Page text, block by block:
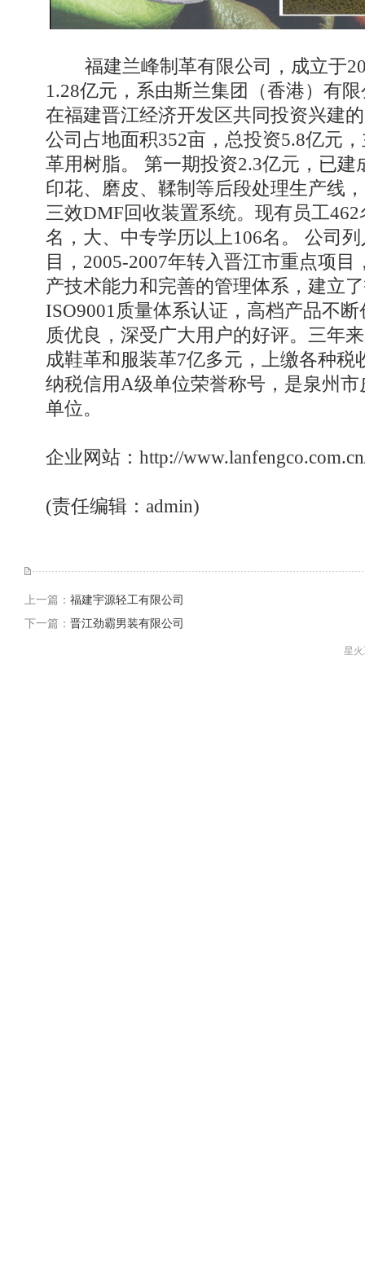
福建兰峰制革有限公司，成立于
1.28亿元，系由斯兰集团（香港）有
在福建晋江经济开发区共同投资兴建
公司占地面积352亩，总投资5.8亿元
革用树脂。 第一期投资2.3亿元，已建
印花、磨皮、鞣制等后段处理生产线
三效DMF回收装置系统。现有员工
名，大、中专学历以上106名。 公司
目，2005-2007年转入晋江市重点项
产技术能力和完善的管理体系，建立
ISO9001质量体系认证，高档产品不
质优良，深受广大用户的好评。三年
成鞋革和服装革7亿多元，上缴各种税
纳税信用A级单位荣誉称号，是泉州
单位。
企业网站： http://
(责任编辑：admin)
上一篇： 福建宇源轻工有限公司
下一篇： 晋江劲霸男装有限公司
星